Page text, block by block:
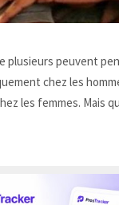
plusieurs peuvent
chez les
les femmes. Mais